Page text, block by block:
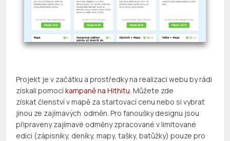
Projekt je v začátku a prostředky na realizaci webu by rádi
získali pomocíkampaně na Hithitu. Můžete zde
získat členství v mapě za startovací cenu nebo si vybrat
jinou ze zajímavých odměn. Pro fanoušky designu jsou
připraveny zajímavé odměny zpracované v limitované
edici (zápisníky, deníky, mapy, tašky, batůžky) pouze pro